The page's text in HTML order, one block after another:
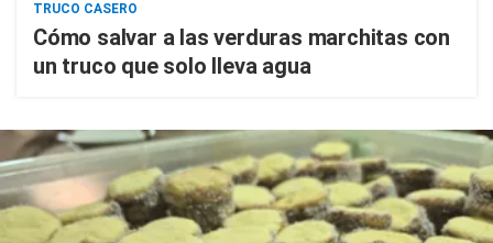
TRUCO CASERO
Cómo salvar a las verduras marchitas con
un truco que solo lleva agua